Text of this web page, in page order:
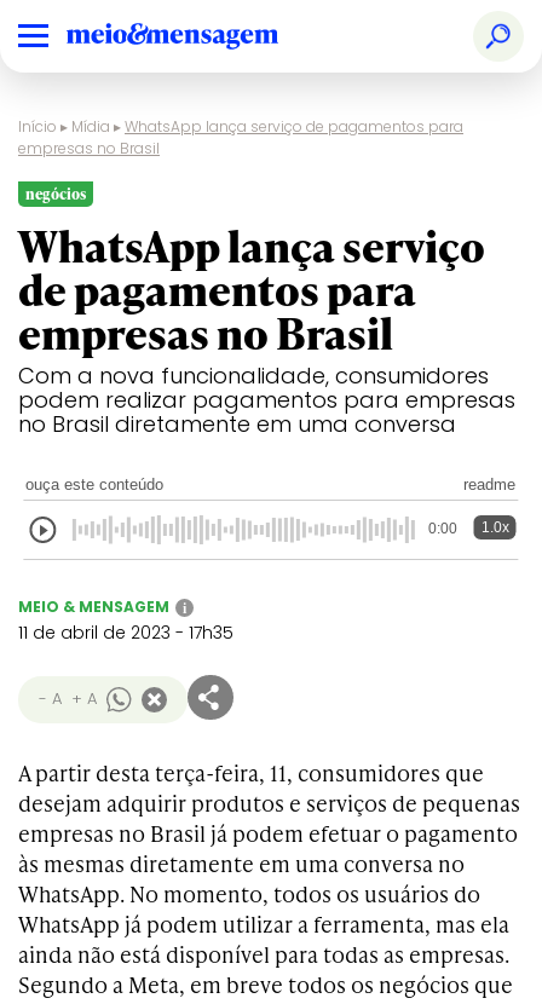
Início ▸ Mídia ▸WhatsApp lança serviço de pagamentos para
empresas no Brasil
negócios
WhatsApp lança serviço
de pagamentos para
empresas no Brasil
Com a nova funcionalidade, consumidores
podem realizar pagamentos para empresas
no Brasil diretamente em uma conversa
ouça este conteúdo readme
0:00 1.0x
MEIO & MENSAGEM i
11 de abril de 2023 - 17h35
- A + A
A partir desta terça-feira, 11, consumidores que
desejam adquirir produtos e serviços de pequenas
empresas no Brasil já podem efetuar o pagamento
às mesmas diretamente em uma conversa no
WhatsApp. No momento, todos os usuários do
WhatsApp já podem utilizar a ferramenta, mas ela
ainda não está disponível para todas as empresas.
Segundo a Meta, em breve todos os negócios que